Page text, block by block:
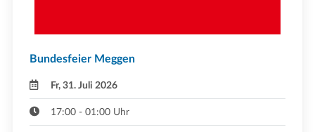
Bundesfeier Meggen
Fr, 31. Juli 2026
17:00 - 01:00 Uhr